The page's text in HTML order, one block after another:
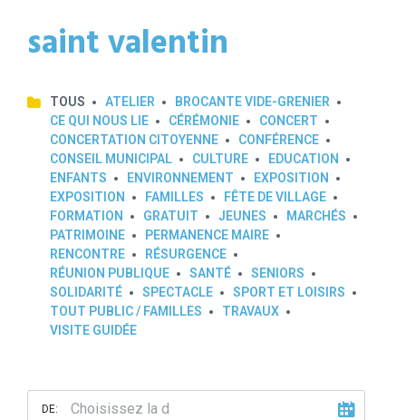
saint valentin
TOUS ATELIER
BROCANTE VIDE-GRENIER
CE QUI NOUS LIE
CÉRÉMONIE
CONCERT
CONCERTATION CITOYENNE
CONFÉRENCE
CONSEIL MUNICIPAL
CULTURE
EDUCATION
ENFANTS
ENVIRONNEMENT
EXPOSITION
EXPOSITION
FAMILLES
FÊTE DE VILLAGE
FORMATION
GRATUIT JEUNES
MARCHÉS
PATRIMOINE
PERMANENCE MAIRE
RENCONTRE
RÉSURGENCE
RÉUNION PUBLIQUE
SANTÉ
SENIORS
SOLIDARITÉ
SPECTACLE
SPORT ET LOISIRS
TOUT PUBLIC / FAMILLES
TRAVAUX
VISITE GUIDÉE
DE: